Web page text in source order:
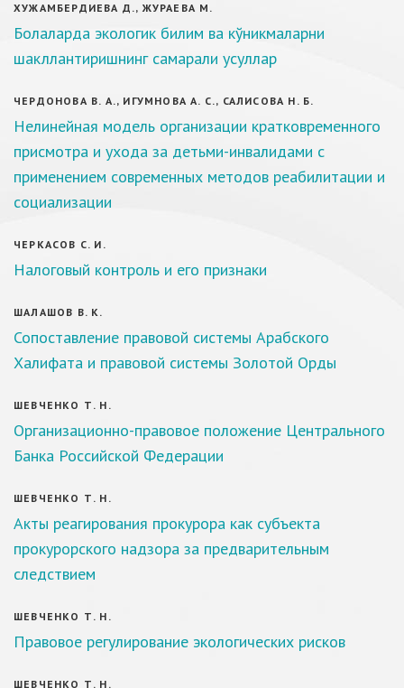
ХУЖАМБЕРДИЕВА Д., ЖУРАЕВА М.
Болаларда экологик билим ва кўникмаларни
шакллантиришнинг самарали усуллар
ЧЕРДОНОВА В. А., ИГУМНОВА А. С., САЛИСОВА Н. Б.
Нелинейная модель организации кратковременного
присмотра и ухода за детьми-инвалидами с
применением современных методов реабилитации и
социализации
ЧЕРКАСОВ С. И.
Налоговый контроль и его признаки
ШАЛАШОВ В. К.
Сопоставление правовой системы Арабского
Халифата и правовой системы Золотой Орды
ШЕВЧЕНКО Т. Н.
Организационно-правовое положение Центрального
Банка Российской Федерации
ШЕВЧЕНКО Т. Н.
Акты реагирования прокурора как субъекта
прокурорского надзора за предварительным
следствием
ШЕВЧЕНКО Т. Н.
Правовое регулирование экологических рисков
ШЕВЧЕНКО Т. Н.